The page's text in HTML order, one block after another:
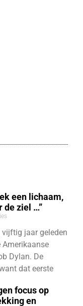
een lichaam,
de ziel …”
vijftig jaar geleden
Amerikaanse
Dylan. De
dat eerste
focus op
en